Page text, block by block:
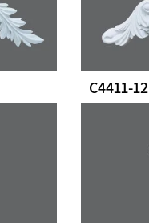
C4411-12